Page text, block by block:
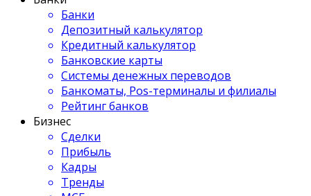
Банки
Депозитный калькулятор
Кредитный калькулятор
Банковские карты
Системы денежных переводов
Банкоматы, Pos-терминалы и филиалы
Рейтинг банков
Бизнес
Сделки
Прибыль
Кадры
Тренды